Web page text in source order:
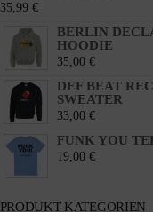
35,99 €
BERLIN
HOODIE
35,00 €
DEF BEAT
SWEATER
33,00 €
FUNK YOU
19,00 €
PRODUKT-KATEGORIEN